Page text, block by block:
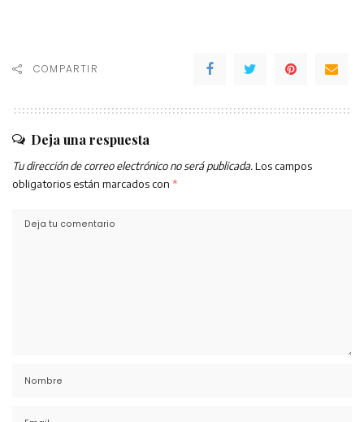
COMPARTIR
Deja una respuesta
Tu dirección de correo electrónico no será publicada. Los campos
obligatorios están marcados con *